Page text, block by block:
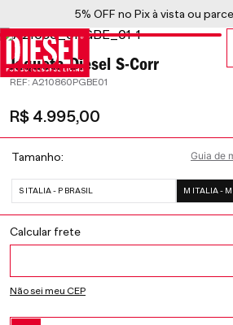
5% OFF no Pix à vista ou
Jaqueta Diesel S-Corr
: A210860PGBE01
R$ 4.995,00
Guia de
Tamanho
S ITALIA - P BRASIL M ITALIA - M
Não sei meu CEP